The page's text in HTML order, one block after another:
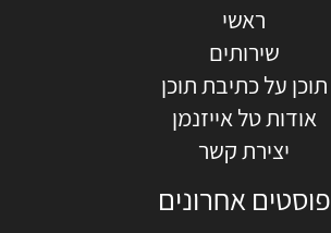
ראשי
שירותים
תוכן על כתיבת תוכן
אודות טל אייזנמן
יצירת קשר
פוסטים אחרונים